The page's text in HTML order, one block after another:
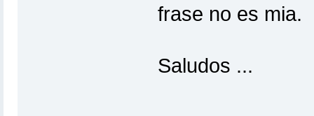
frase no es mia.
Saludos ...